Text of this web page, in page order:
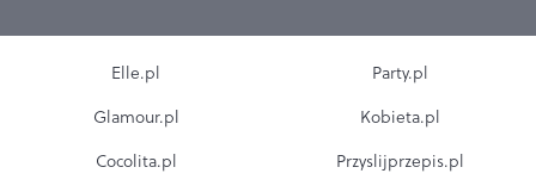
Elle.pl
Glamour.pl
Cocolita.pl
Party.pl
Kobieta.pl
Przyslijprzepis.pl